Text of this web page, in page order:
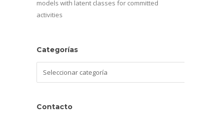
models with latent classes for committed
activities
Categorías
Contacto